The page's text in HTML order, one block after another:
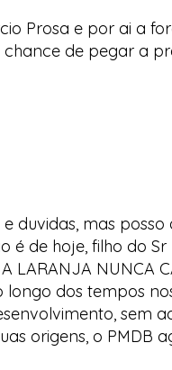
Prosa e por ai a
chance de pegar a
duvidas, mas
é de hoje, filho do
NUNCA
dos tempos
sem
origens, o PMDB